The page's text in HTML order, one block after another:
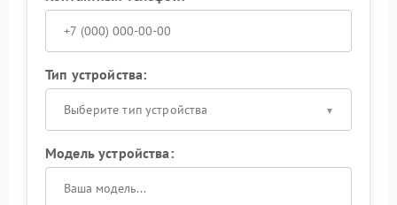
Тип устройства:
Выберите тип устройства
Модель устройства: